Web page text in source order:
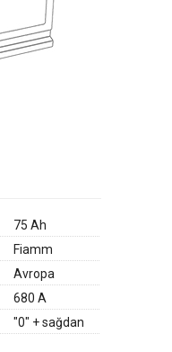
75 Ah
Fiamm
Avropa
680 A
"0" + sağdan